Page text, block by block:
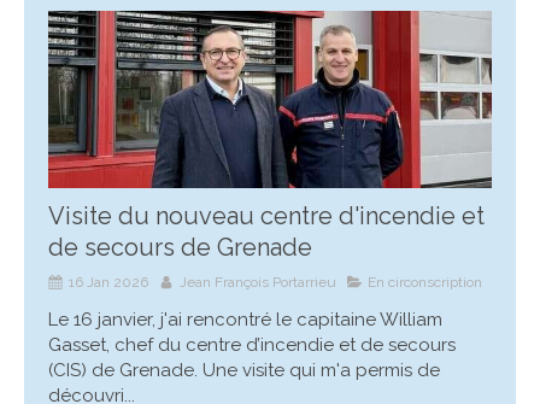
Visite du nouveau centre d'incendie et
de secours de Grenade
16 Jan 2026 Jean François Portarrieu En circonscription
Le 16 janvier, j'ai rencontré le capitaine William
Gasset, chef du centre d’incendie et de secours
(CIS) de Grenade. Une visite qui m'a permis de
découvri...